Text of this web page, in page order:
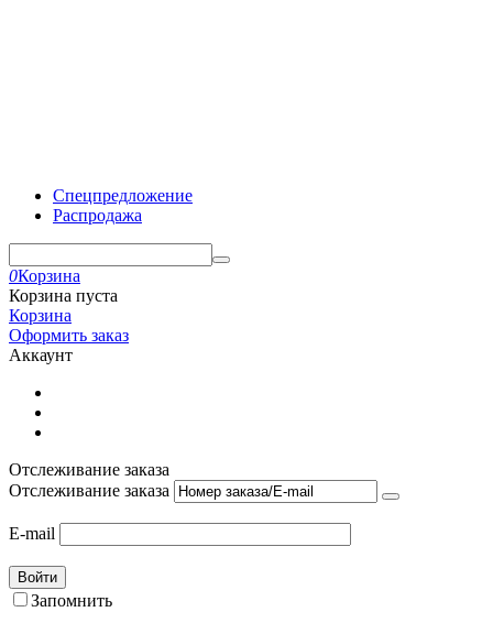
Спецпредложение
Распродажа
0Корзина
Корзина пуста
Корзина
Оформить заказ
Аккаунт
Отслеживание заказа
Отслеживание заказа
E-mail
Войти
Запомнить